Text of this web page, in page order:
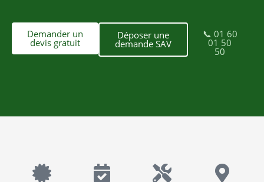
Demander un
devis gratuit
Déposer une
demande SAV
📞 01 60
01 50
50